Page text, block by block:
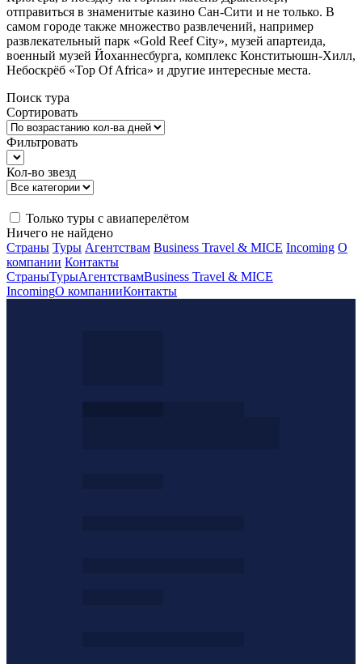
отправиться в знаменитые казино Сан-Сити и не только. В
самом городе также множество развлечений, например
развлекательный парк «Gold Reef City», музей апартеида,
военный музей Йоханнесбурга, комплекс Конститьюшн-Хилл,
Небоскрёб «Top Of Africa» и другие интересные места.
Поиск тура
Сортировать
Фильтровать
Кол-во звезд
Только туры с авиаперелётом
Ничего не найдено
Страны Туры Агентствам Business Travel & MICE Incoming О
компании Контакты
СтраныТурыАгентствамBusiness Travel & MICE
IncomingО компанииКонтакты